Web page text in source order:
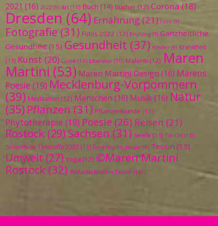
2021 (16) 2022 (9) Art (10) Buch (14) Bücher (12) Corona(18)
Dresden (64) Ernährung (21) Foto (9)
Fotografie (31) Fotos 2022 (12) Frühling (9) Ganzheitliche
Gesundheit (15) Gesundheit (37) Kinder (9) Krankheit
(11) Kunst (20) Liebe (10) Literatur (10) Malerei (12) Maren
Martini (53) Maren Martini Design (16) Marens
Poesie (19) Mecklenburg-Vorpommern
(39) Meditation (12) Menschen (16) Musik(16) Natur
(35) Pflanzen (31) Pflanzenkunde (12)
Phytotherapie (19) Poesie (26) Reisen (21)
Rostock (29) Sachsen (31) Seele (11) Tai Chi (10)
Teneriffa (9) Teneriffa 2023 (11) Teneriffa im Januar (9) Tessin (15)
Umwelt (27) Yoga (12) ©Maren Martini
Rostock (32) ©Maren Martini Tessin (10)